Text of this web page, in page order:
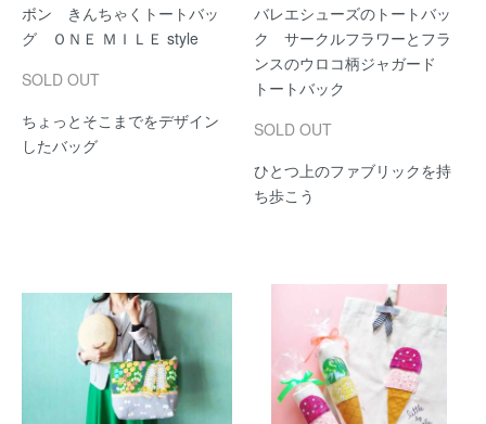
ボン きんちゃくトートバッ
グ ＯＮＥ ＭＩＬＥ style
SOLD OUT
ちょっとそこまでをデザイン
したバッグ
バレエシューズのトートバッ
ク サークルフラワーとフラ
ンスのウロコ柄ジャガード
トートバック
SOLD OUT
ひとつ上のファブリックを持
ち歩こう